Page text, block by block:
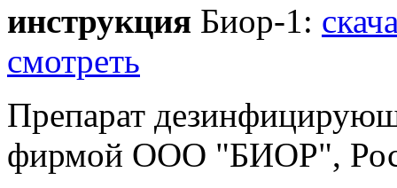
инструкция Биор-1:
смотреть
Препарат
фирмой ООО "БИОР",